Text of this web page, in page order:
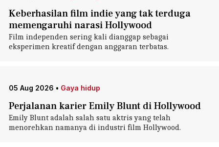
Keberhasilan film indie yang tak terduga
memengaruhi narasi Hollywood
Film independen sering kali dianggap sebagai
eksperimen kreatif dengan anggaran terbatas.
05 Aug 2026 • Gaya hidup
Perjalanan karier Emily Blunt di Hollywood
Emily Blunt adalah salah satu aktris yang telah
menorehkan namanya di industri film Hollywood.